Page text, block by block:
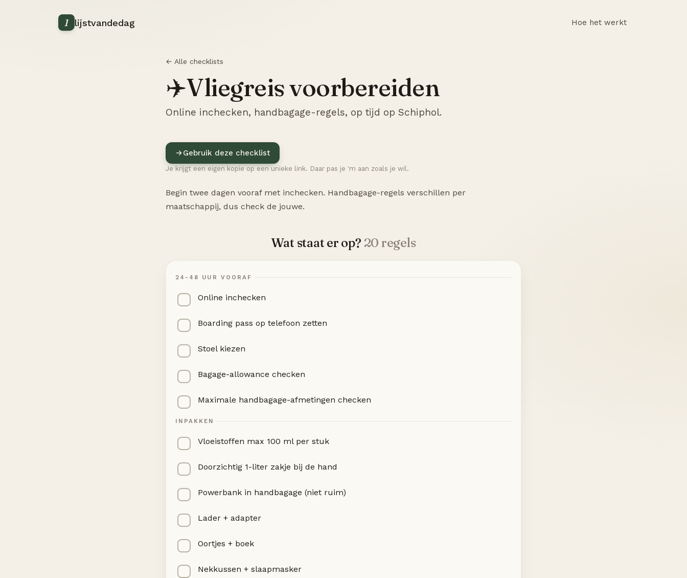
1 lijstvandedag Hoe het werkt
← Alle checklists
✈️Vliegreis voorbereiden
Online inchecken, handbagage-regels, op tijd op Schiphol.
Gebruik deze checklist
Je krijgt een eigen kopie op een unieke link. Daar pas je 'm aan zoals je wil.
Begin twee dagen vooraf met inchecken. Handbagage-regels verschillen per
maatschappij, dus check de jouwe.
Wat staat er op? 20 regels
24-48 UUR VOORAF
Online inchecken
Boarding pass op telefoon zetten
Stoel kiezen
Bagage-allowance checken
Maximale handbagage-afmetingen checken
INPAKKEN
Vloeistoffen max 100 ml per stuk
Doorzichtig 1-liter zakje bij de hand
Powerbank in handbagage (niet ruim)
Lader + adapter
Oortjes + boek
Nekkussen + slaapmasker